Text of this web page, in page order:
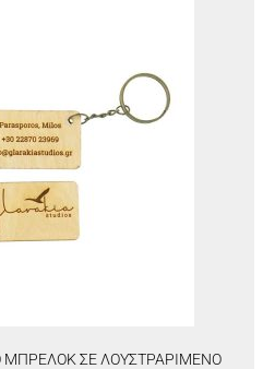
ΜΠΡΕΛΟΚ ΣΕ ΛΟΥΣΤΡΑΡΙΜΕΝΟ